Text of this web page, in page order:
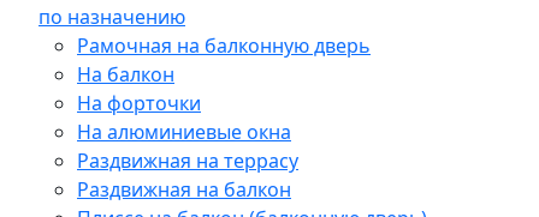
по назначению
Рамочная на балконную дверь
На балкон
На форточки
На алюминиевые окна
Раздвижная на террасу
Раздвижная на балкон